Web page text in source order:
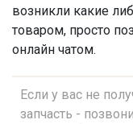
возникли какие
товаром, просто
онлайн чатом.
Если у вас не
запчасть -